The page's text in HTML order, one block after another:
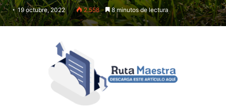
19 octubre, 2022 2.558 8 minutos de lectura